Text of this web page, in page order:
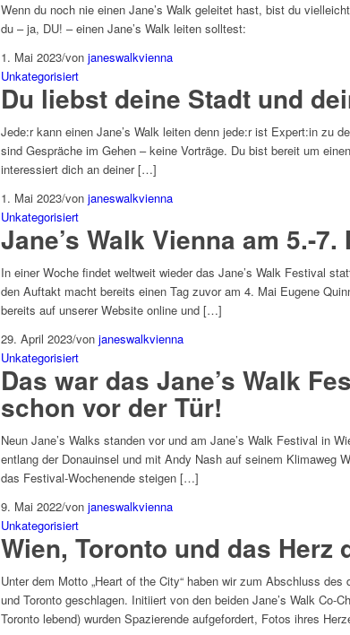
Wenn du noch nie einen Jane’s Walk geleitet hast, bist du
du – ja, DU! – einen Jane’s Walk leiten solltest:
1. Mai 2023/von janeswalkvienna
Unkategorisiert
Du liebst deine Stadt und
Jede:r kann einen Jane’s Walk leiten denn jede:r ist Expert:in zu
sind Gespräche im Gehen – keine Vorträge. Du bist bereit um
interessiert dich an deiner […]
1. Mai 2023/von janeswalkvienna
Unkategorisiert
Jane’s Walk Vienna am 5.-7.
In einer Woche findet weltweit wieder das Jane’s Walk Festival
den Auftakt macht bereits einen Tag zuvor am 4. Mai Eugene
bereits auf unserer Website online und […]
29. April 2023/von janeswalkvienna
Unkategorisiert
Das war das Jane’s Walk
schon vor der Tür!
Neun Jane’s Walks standen vor und am Jane’s Walk Festival in
entlang der Donauinsel und mit Andy Nash auf seinem Klimaweg
das Festival-Wochenende steigen […]
9. Mai 2022/von janeswalkvienna
Unkategorisiert
Wien, Toronto und das Herz
Unter dem Motto „Heart of the City“ haben wir zum Abschluss
und Toronto geschlagen. Initiiert von den beiden Jane’s Walk Co-
Toronto lebend) wurden Spazierende aufgefordert, Fotos ihres